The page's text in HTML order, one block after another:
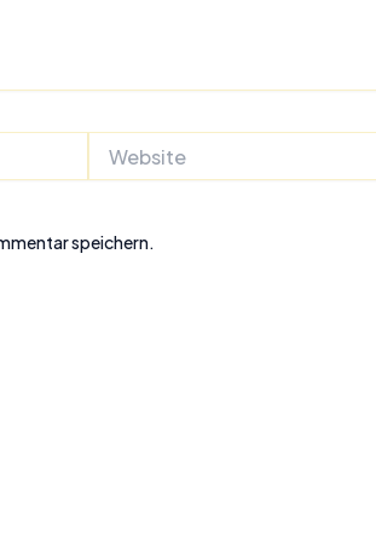
speichern.